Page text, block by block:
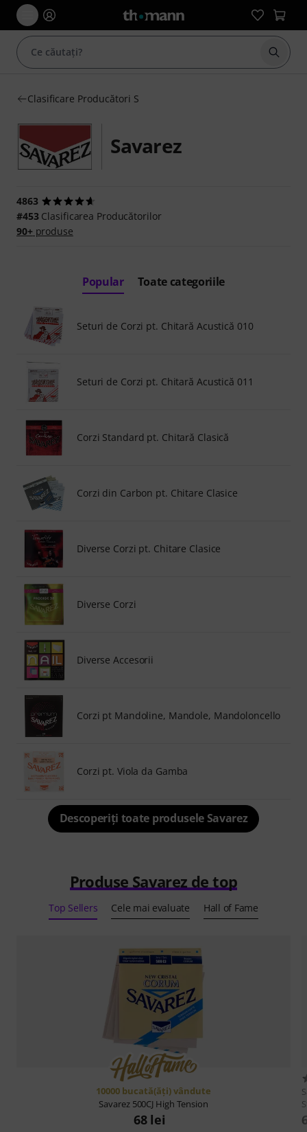
Clasificare Producători S
Savarez
4863
#453Clasificarea Producătorilor
90+produse
Popular Toate categoriile
Seturi de Corzi pt. Chitară Acustică 010
Seturi de Corzi pt. Chitară Acustică 011
Corzi Standard pt. Chitară Clasică
Corzi din Carbon pt. Chitare Clasice
Diverse Corzi pt. Chitare Clasice
Diverse Corzi
Diverse Accesorii
Corzi pt Mandoline, Mandole, Mandoloncello
Corzi pt. Viola da Gamba
Descoperiți toate produsele Savarez
Produse Savarez de top
Top Sellers Cele mai evaluate Hall of Fame
10000 bucată(ăţi) vândute
Savarez 500CJ High Tension
68 lei